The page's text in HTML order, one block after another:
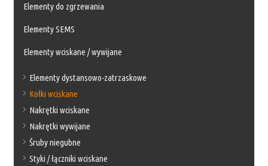
Elementy do zgrzewania
Elementy SEMS
Elementy wciskane / wywijane
Elementy dystansowo-zatrzaskowe
Kołki wciskane
Nakrętki wciskane
Nakrętki wywijane
Śruby niegubne
Styki / łączniki wciskane